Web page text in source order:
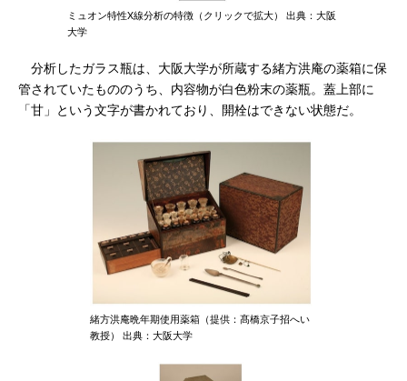
ミュオン特性X線分析の特徴（クリックで拡大） 出典：大阪
大学
分析したガラス瓶は、大阪大学が所蔵する緒方洪庵の薬箱に保
管されていたもののうち、内容物が白色粉末の薬瓶。蓋上部に
「甘」という文字が書かれており、開栓はできない状態だ。
緒方洪庵晩年期使用薬箱（提供：髙橋京子招へい
教授） 出典：大阪大学